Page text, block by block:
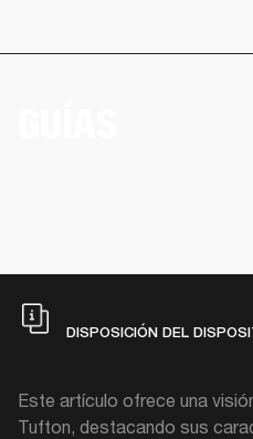
DISPOSICIÓN DEL
Este artículo ofrece una
Tufton, destacando sus